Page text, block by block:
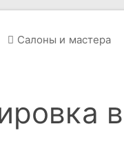
Салоны и мастера